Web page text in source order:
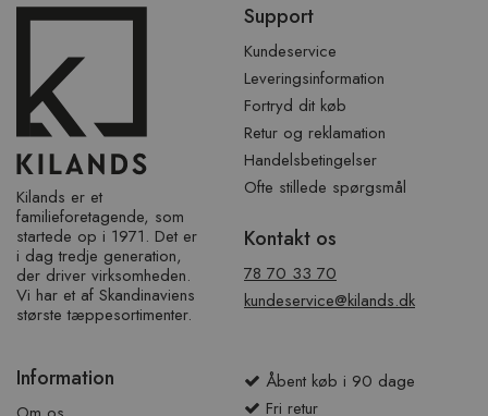
over
Kilands er et
familieforetagende, som
startede op i 1971. Det er
i dag tredje generation,
der driver virksomheden.
Vi har et af ​​Skandinaviens
største tæppesortimenter.
Support
Kundeservice
Leveringsinformation
Fortryd dit køb
Retur og reklamation
Handelsbetingelser
Ofte stillede spørgsmål
Kontakt os
78 70 33 70
kundeservice@kilands.dk
Information
Åbent køb i 90 dage
Fri retur